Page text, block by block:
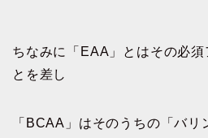
ちなみに「EAA」とはその必
とを差し
「BCAA」はそのうちの「バ